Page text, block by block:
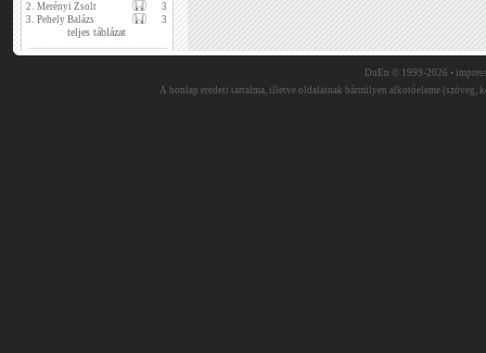
2. Merényi Zsolt
3
3. Pehely Balázs 3
teljes táblázat
DuEn © 1999-2026 •
A honlap eredeti tartalma, illetve oldalainak bármilyen alkotóeleme (szöveg,